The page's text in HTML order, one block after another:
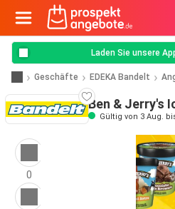
Laden Sie unsere
Geschäfte EDEKA Bandelt
Ben & Jerry's
Gültig von 3 Aug.
0